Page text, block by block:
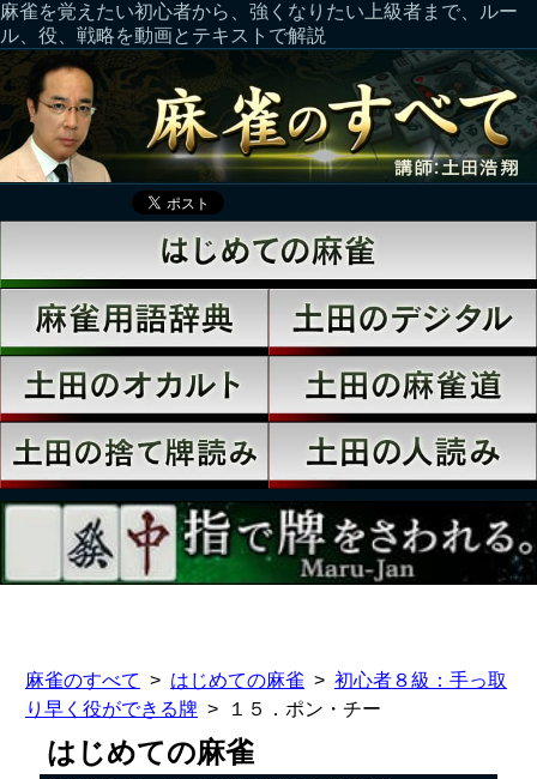
麻雀を覚えたい初心者から、強くなりたい上級者まで、ルー
ル、役、戦略を動画とテキストで解説
麻雀のすべて はじめての麻雀
初心者８級：手っ取
り早く役ができる牌
１５．ポン・チー
はじめての麻雀